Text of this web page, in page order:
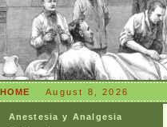
HOME August 8, 2026
Anestesia y Analgesia